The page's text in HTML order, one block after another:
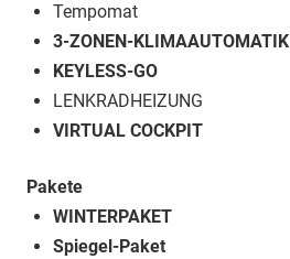
Tempomat
3-ZONEN-KLIMAAUTOMATIK
KEYLESS-GO
LENKRADHEIZUNG
VIRTUAL COCKPIT
Pakete
WINTERPAKET
Spiegel-Paket